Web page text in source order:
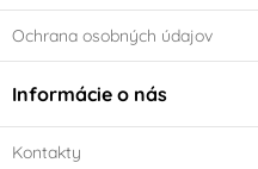
Ochrana osobných údajov
Informácie o nás
Kontakty